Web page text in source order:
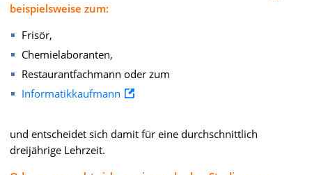
beispielsweise zum:
Frisör,
Chemielaboranten,
Restaurantfachmann oder zum
Informatikkaufmann
und entscheidet sich damit für eine durchschnittlich
dreijährige Lehrzeit.